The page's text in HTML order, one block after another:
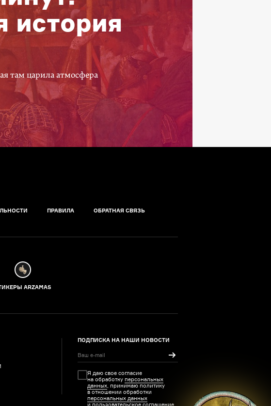
история
там царила атмосфера
ПРАВИЛА ОБРАТНАЯ СВЯЗЬ
ARZAMAS
ПОДПИСКА НА НАШИ НОВОСТИ
Я даю свое согласие
на обработку персональных
данных, принимаю политику
в отношении обработки
персональных данных
и пользовательское соглашение